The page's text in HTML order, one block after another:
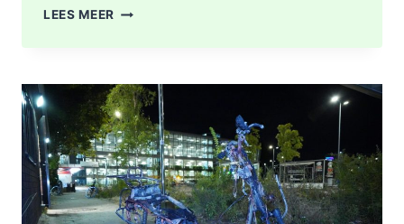
LEES MEER BRAND
WONING
TIJDENS
WERKZAAMHEDEN
AAN
LIEVEN
DE
KEYSTRAAT
IN